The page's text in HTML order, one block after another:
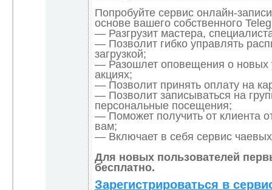
Попробуйте сервис онлайн-
основе вашего собственного
— Разгрузит мастера,
— Позволит гибко управлять
загрузкой;
— Разошлет оповещения о новых
акциях;
— Позволит принять оплату на
— Позволит записываться на
персональные посещения;
— Поможет получить от клиента
вам;
— Включает в себя сервис
Для новых пользователей
бесплатно.
Зарегистрироваться в